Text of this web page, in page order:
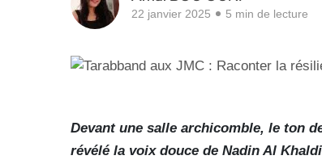
22 janvier 2025 5 min de lecture
Devant une salle archicomble, le ton
révélé la voix douce de Nadin Al